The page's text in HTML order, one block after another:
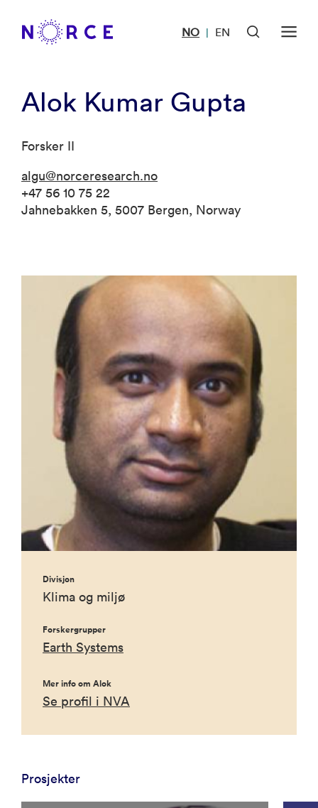
NO | EN
Alok Kumar Gupta
Forsker II
algu@norceresearch.no
+47 56 10 75 22
Jahnebakken 5, 5007 Bergen, Norway
Divisjon
Klima og miljø
Forskergrupper
Earth Systems
Mer info om Alok
Se profil i NVA
Prosjekter